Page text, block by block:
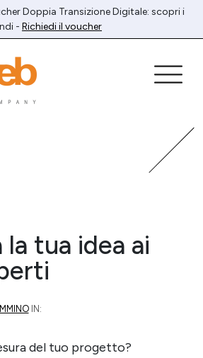
Doppia Transizione Digitale: scopri i
- Richiedi il voucher
la tua idea ai
IN:
del tuo progetto?